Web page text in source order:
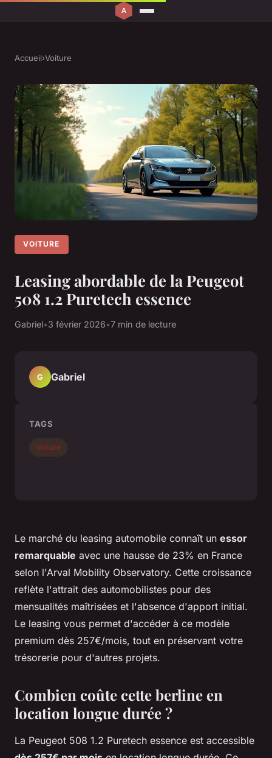
Accueil›Voiture
VOITURE
Leasing abordable de la Peugeot
508 1.2 Puretech essence
Gabriel•3 février 2026•7 min de lecture
Le marché du leasing automobile connaît un essor
remarquable avec une hausse de 23% en France
selon l'Arval Mobility Observatory. Cette croissance
reflète l'attrait des automobilistes pour des
mensualités maîtrisées et l'absence d'apport initial.
Le leasing vous permet d'accéder à ce modèle
premium dès 257€/mois, tout en préservant votre
trésorerie pour d'autres projets.
Combien coûte cette berline en
location longue durée ?
La Peugeot 508 1.2 Puretech essence est accessible
G Gabriel
TAGS
Voiture